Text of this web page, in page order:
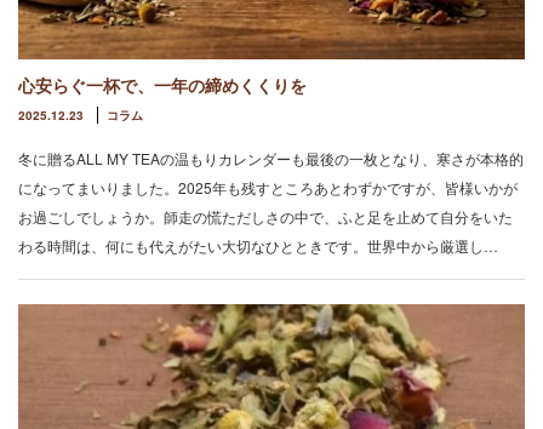
心安らぐ一杯で、一年の締めくくりを
2025.12.23 コラム
冬に贈るALL MY TEAの温もりカレンダーも最後の一枚となり、寒さが本格的
になってまいりました。2025年も残すところあとわずかですが、皆様いかが
お過ごしでしょうか。師走の慌ただしさの中で、ふと足を止めて自分をいた
わる時間は、何にも代えがたい大切なひとときです。世界中から厳選し…